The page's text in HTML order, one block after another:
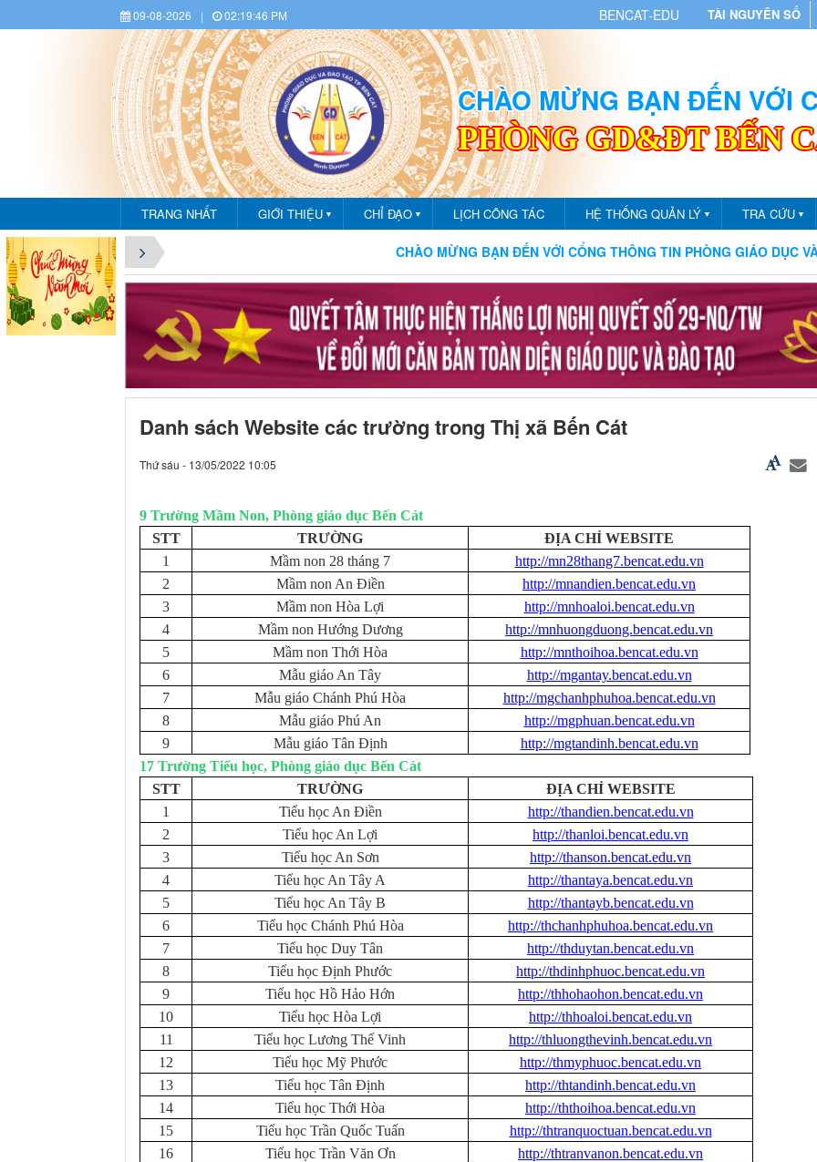
09-08-2026 | 02:19:47 PM BENCAT-EDU TÀI NGUYÊN SỐ
CHÀO MỪNG BẠN ĐẾN VỚI
PHÒNG GD&ĐT BẾN
TRANG NHẤT GIỚI THIỆU ▼ CHỈ ĐẠO ▼ LỊCH CÔNG TÁC HỆ THỐNG QUẢN LÝ ▼ TRA CỨU ▼
CHÀO MỪNG BẠN ĐẾN VỚI CỔNG THÔNG TIN PHÒNG GIÁO DỤC VÀ ĐÀO
Danh sách Website các trường trong Thị xã Bến Cát
Thứ sáu - 13/05/2022 10:05
9 Trường Mầm Non, Phòng giáo dục Bến Cát
STT
TRƯỜNG
ĐỊA CHỈ WEBSITE
1
Mầm non 28 tháng 7
http://mn28thang7.bencat.edu.vn
2
Mầm non An Điền
http://mnandien.bencat.edu.vn
3
Mầm non Hòa Lợi
http://mnhoaloi.bencat.edu.vn
4
Mầm non Hướng Dương
http://mnhuongduong.bencat.edu.vn
5
Mầm non Thới Hòa
http://mnthoihoa.bencat.edu.vn
6
Mẫu giáo An Tây
http://mgantay.bencat.edu.vn
7
Mẫu giáo Chánh Phú Hòa
http://mgchanhphuhoa.bencat.edu.vn
8
Mẫu giáo Phú An
http://mgphuan.bencat.edu.vn
9
Mẫu giáo Tân Định
http://mgtandinh.bencat.edu.vn
17 Trường Tiểu học, Phòng giáo dục Bến Cát
STT
TRƯỜNG
ĐỊA CHỈ WEBSITE
1
Tiểu học An Điền
http://thandien.bencat.edu.vn
2
Tiểu học An Lợi
http://thanloi.bencat.edu.vn
3
Tiểu học An Sơn
http://thanson.bencat.edu.vn
4
Tiểu học An Tây A
http://thantaya.bencat.edu.vn
5
Tiểu học An Tây B
http://thantayb.bencat.edu.vn
6
Tiểu học Chánh Phú Hòa
http://thchanhphuhoa.bencat.edu.vn
7
Tiểu học Duy Tân
http://thduytan.bencat.edu.vn
8
Tiểu học Định Phước
http://thdinhphuoc.bencat.edu.vn
9
Tiểu học Hồ Hảo Hớn
http://thhohaohon.bencat.edu.vn
10
Tiểu học Hòa Lợi
http://thhoaloi.bencat.edu.vn
11
Tiểu học Lương Thế Vinh
http://thluongthevinh.bencat.edu.vn
12
Tiểu học Mỹ Phước
http://thmyphuoc.bencat.edu.vn
13
Tiểu học Tân Định
http://thtandinh.bencat.edu.vn
14
Tiểu học Thới Hòa
http://ththoihoa.bencat.edu.vn
15
Tiểu học Trần Quốc Tuấn
http://thtranquoctuan.bencat.edu.vn
16
Tiểu học Trần Văn Ơn
http://thtranvanon.bencat.edu.vn